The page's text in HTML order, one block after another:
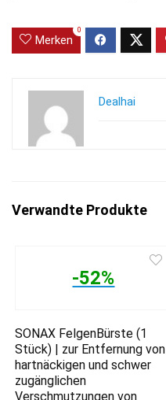
Merken
0
Dealhai
Verwandte Produkte
-52%
SONAX FelgenBürste (1
Stück) | zur Entfernung von
hartnäckigen und schwer
zugänglichen
Verschmutzungen von